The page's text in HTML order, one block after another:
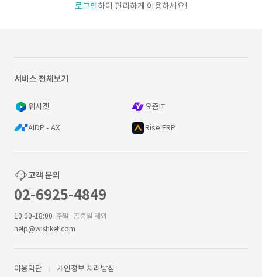
로그인하여 편리하게 이용하세요!
서비스 전체보기
위시켓 요즘IT
AIDP - AX Rise ERP
고객 문의
02-6925-4849
10:00-18:00 주말·공휴일 제외
help@wishket.com
이용약관 개인정보 처리방침